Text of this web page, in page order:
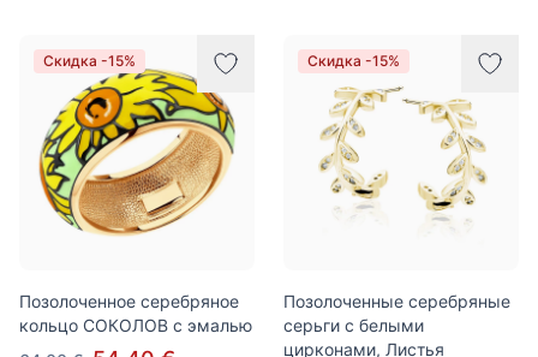
Скидка -15%
Позолоченное серебряное
кольцо СОКОЛОВ с эмалью
Скидка -15%
Позолоченные серебряные
серьги с белыми
цирконами, Листья